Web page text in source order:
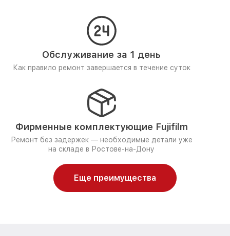
Обслуживание за 1 день
Как правило ремонт завершается в течение суток
Фирменные комплектующие Fujifilm
Ремонт без задержек — необходимые детали уже
на складе в Ростове-на-Дону
Еще преимущества